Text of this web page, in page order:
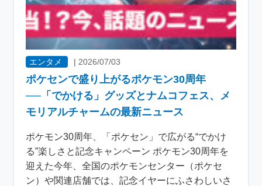
エンタメ | 2026/07/03
ポケセンで盛り上がるポケモン30周年
──「でかける」グッズとナムコフェス、メ
モリアルチャームの最新ニュース
ポケモン30周年、「ポケセン」で広がる“でかけ
る”楽しさと記念キャンペーン ポケモン30周年を
迎えた今年、全国のポケモンセンター（ポケセ
ン）や関連店舗では、記念イヤーにふさわしいさ